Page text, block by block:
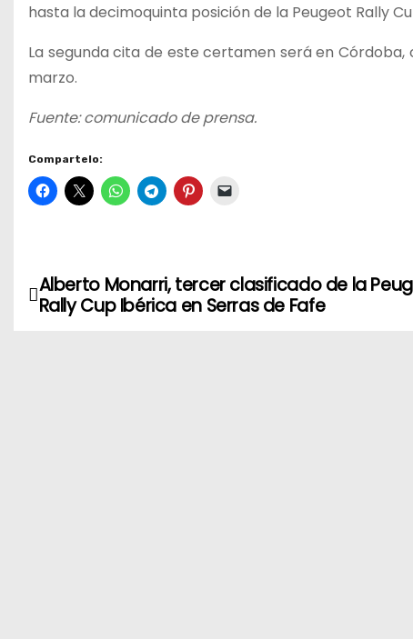
hasta la decimoquinta posición de la Peugeot Rally
La segunda cita de este certamen será en Córdoba,
marzo.
Fuente: comunicado de prensa.
Compartelo:
NAlberto Monarri, tercer clasificado de la
Rally Cup Ibérica en Serras de Fafe